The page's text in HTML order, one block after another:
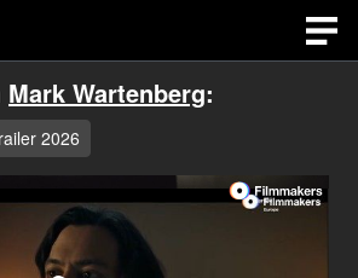
Mark Wartenberg:
2026